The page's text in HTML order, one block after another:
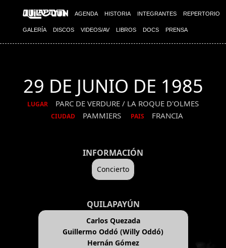
AGENDA HISTORIA INTEGRANTES REPERTORIO
GALERÍA DISCOS VIDEOS/AV LIBROS DOCS PRENSA
29 DE JUNIO DE 1985
LUGAR PARC DE VERDURE / LA ROQUE D'OLMES
CIUDAD PAMMIERS PAIS FRANCIA
INFORMACIÓN
Concierto
QUILAPAYÚN
Carlos Quezada
Guillermo Oddó (Willy Oddó)
Hernán Gómez